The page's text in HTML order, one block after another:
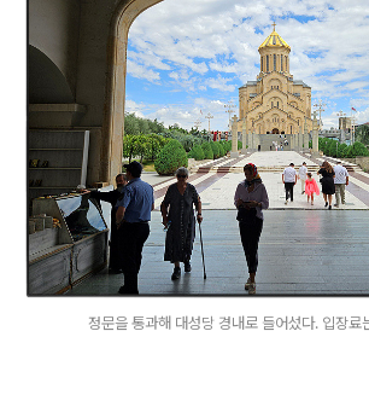
정문을 통과해 대성당 경내로 들어섰다. 입장료